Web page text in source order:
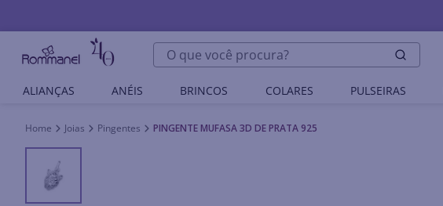
O que você procura?
ALIANÇAS ANÉIS BRINCOS COLARES PULSEIRAS
Joias Pingentes PINGENTE MUFASA 3D DE PRATA 925